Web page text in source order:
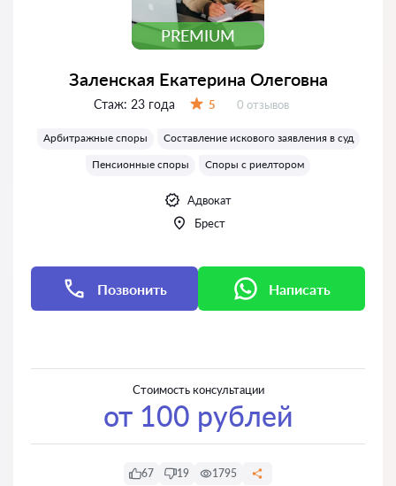
PREMIUM
Заленская Екатерина Олеговна
Стаж: 23 года 5 Отзывов:
0 отзывов
Арбитражные споры
Составление искового заявления в суд
Пенсионные споры
Споры с риелтором
Адвокат
Брест
Позвонить Написать
Стоимость консультации
от 100 рублей
67 19 1795